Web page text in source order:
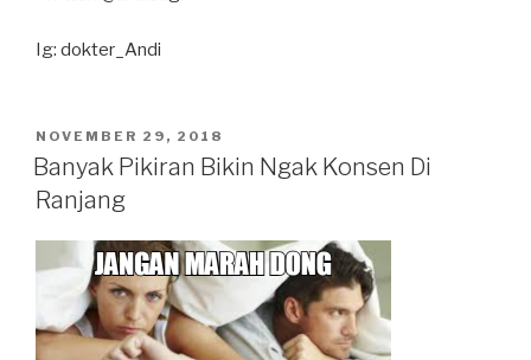
Ig: dokter_Andi
POSTED
ON
NOVEMBER 29, 2018
Banyak Pikiran Bikin Ngak Konsen Di
Ranjang